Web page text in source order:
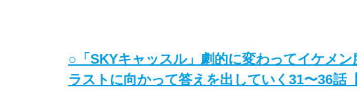
○「SKYキャッスル」劇的に変わってイケメ
ラストに向かって答えを出していく31〜36話